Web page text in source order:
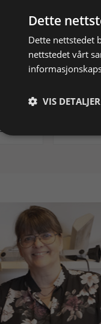
På lager
medium,
Varenr.
Dette
Dette nettstedet
nettstedet vårt
VIS DETALJER